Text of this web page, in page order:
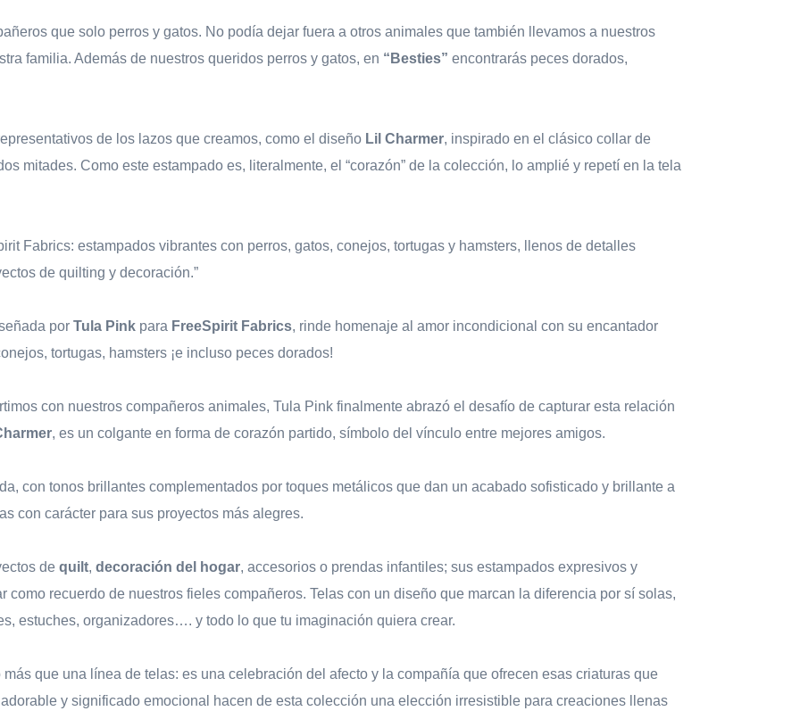
que solo perros y gatos. No podía dejar fuera a otros animales que también llevamos a nuestros
familia. Además de nuestros queridos perros y gatos, en “Besties” encontrarás peces dorados,
de los lazos que creamos, como el diseño Lil Charmer, inspirado en el clásico collar de
mitades. Como este estampado es, literalmente, el “corazón” de la colección, lo amplié y repetí en la tela
Fabrics: estampados vibrantes con perros, gatos, conejos, tortugas y hamsters, llenos de detalles
de quilting y decoración.”
por Tula Pink para FreeSpirit Fabrics, rinde homenaje al amor incondicional con su encantador
tortugas, hamsters ¡e incluso peces dorados!
con nuestros compañeros animales, Tula Pink finalmente abrazó el desafío de capturar esta relación
, es un colgante en forma de corazón partido, símbolo del vínculo entre mejores amigos.
con tonos brillantes complementados por toques metálicos que dan un acabado sofisticado y brillante a
con carácter para sus proyectos más alegres.
de quilt, decoración del hogar, accesorios o prendas infantiles; sus estampados expresivos y
como recuerdo de nuestros fieles compañeros. Telas con un diseño que marcan la diferencia por sí solas,
estuches, organizadores…. y todo lo que tu imaginación quiera crear.
que una línea de telas: es una celebración del afecto y la compañía que ofrecen esas criaturas que
y significado emocional hacen de esta colección una elección irresistible para creaciones llenas